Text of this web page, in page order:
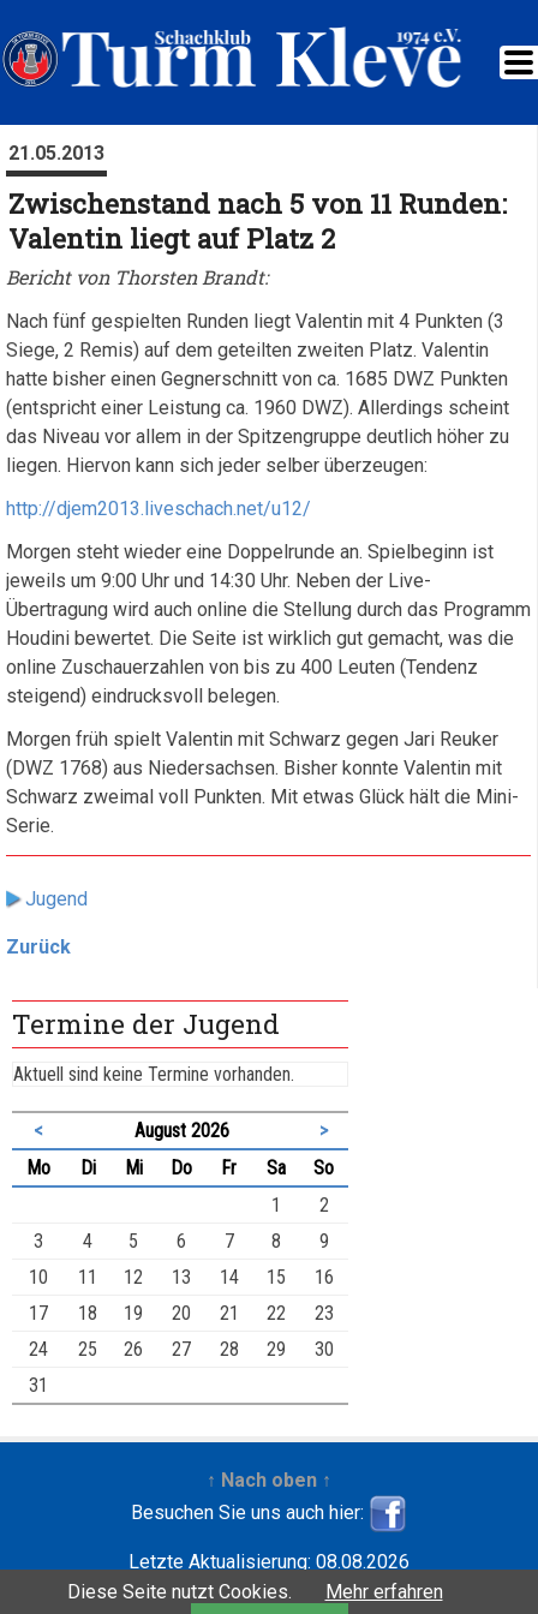
21.05.2013
Zwischenstand nach 5 von 11 Runden:
Valentin liegt auf Platz 2
Bericht von Thorsten Brandt:
Nach fünf gespielten Runden liegt Valentin mit 4 Punkten (3
Siege, 2 Remis) auf dem geteilten zweiten Platz. Valentin
hatte bisher einen Gegnerschnitt von ca. 1685 DWZ Punkten
(entspricht einer Leistung ca. 1960 DWZ). Allerdings scheint
das Niveau vor allem in der Spitzengruppe deutlich höher zu
liegen. Hiervon kann sich jeder selber überzeugen:
http://djem2013.liveschach.net/u12/
Morgen steht wieder eine Doppelrunde an. Spielbeginn ist
jeweils um 9:00 Uhr und 14:30 Uhr. Neben der Live-
Übertragung wird auch online die Stellung durch das Programm
Houdini bewertet. Die Seite ist wirklich gut gemacht, was die
online Zuschauerzahlen von bis zu 400 Leuten (Tendenz
steigend) eindrucksvoll belegen.
Morgen früh spielt Valentin mit Schwarz gegen Jari Reuker
(DWZ 1768) aus Niedersachsen. Bisher konnte Valentin mit
Schwarz zweimal voll Punkten. Mit etwas Glück hält die Mini-
Serie.
Jugend
Zurück
Termine der Jugend
Aktuell sind keine Termine vorhanden.
< August 2026
>
Montag Dienstag
Mittwoch
Donnerstag
FreitagSamstag
Sonntag
1
2
3
4 5 6 7 8
9
10
11 12 13 14 15
16
17
18 19 20 21 22
23
24
25 26 27 28 29
30
31
↑ Nach oben ↑
Besuchen Sie uns auch hier:
Letzte Aktualisierung: 08.08.2026
Entwickelt mit
| Copyright ©2001-2026
Diese Seite nutzt Cookies. Mehr erfahren